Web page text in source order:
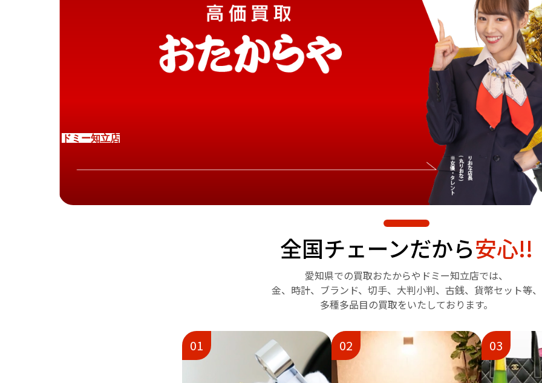
ドミー知立店
全国チェーンだから安心!!
愛知県での買取おたからや ドミー知立店では、
金、時計、ブランド、切手、 大判小判、古銭、貨幣セット等、
多種多品目の買取をいたしております。
01 02 03